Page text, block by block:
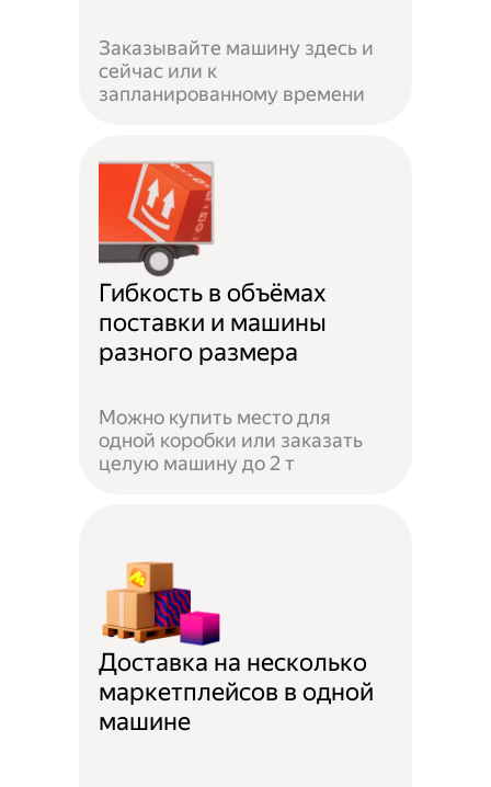
Заказывайте машину здесь и
сейчас или к
запланированному времени
Гибкость в объёмах
поставки и машины
разного размера
Можно купить место для
одной коробки или заказать
целую машину до 2 т
Доставка на несколько
маркетплейсов в одной
машине